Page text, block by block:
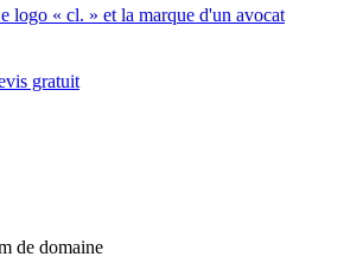
logo « cl. » et la marque d'un avocat
gratuit
de domaine